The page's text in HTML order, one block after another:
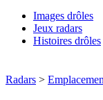
Images drôles
Jeux radars
Histoires drôles
Radars >